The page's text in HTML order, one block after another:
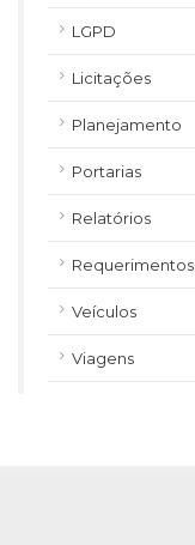
LGPD
Licitações
Planejamento
Portarias
Relatórios
Requerimentos
Veículos
Viagens